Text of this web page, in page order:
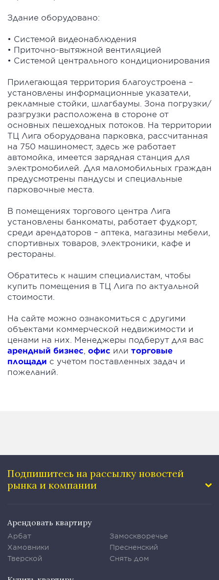
Здание оборудовано:
• Системой видеонаблюдения
• Приточно-вытяжной вентиляцией
• Системой центрального кондиционирования
Прилегающая территория благоустроена –
установлены информационные указатели,
рекламные стойки, шлагбаумы. Зона погрузки/
разгрузки расположена в стороне от
основных пешеходных потоков. На территории
ТЦ Лига оборудована парковка, рассчитанная
на 750 машиномест, здесь же работает
автомойка, имеется зарядная станция для
электромобилей. Для маломобильных граждан
предусмотрены пандусы и специальные
парковочные места.
В помещениях торгового центра Лига
установлены банкоматы, работает фудкорт,
среди арендаторов – аптека, магазины мебели,
спортивных товаров, электроники, кафе и
рестораны.
Обратитесь к нашим специалистам, чтобы
купить помещения в ТЦ Лига по актуальной
стоимости.
На сайте можно ознакомиться с другими
объектами коммерческой недвижимости и
ценами на них. Менеджеры подберут для вас
арендный бизнес офис или торговые
площади с учетом поставленных задач и
пожеланий.
Подпишитесь на рассылку новостей
рынка и компании
Арендовать квартиру
Арбат
Хамовники
Тверской
Замоскворечье
Пресненский
Снять дом